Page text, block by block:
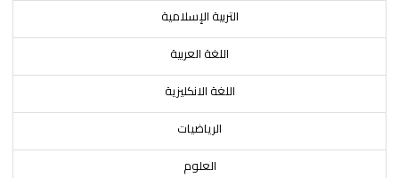
التربية الإسلامية
اللغة العربية
اللغة الانكليزية
الرياضيات
العلوم